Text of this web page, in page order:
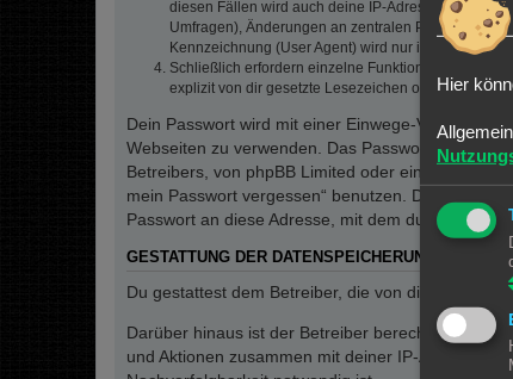
diesen Fällen wird auch deine IP-Adresse
Umfragen), Änderungen an zentralen Profildaten
Kennzeichnung (User Agent) wird nur in der „Wer
Schließlich erfordern einzelne Funktionen des
explizit von dir gesetzte Lesezeichen oder
Dein Passwort wird mit einer Einwege-
Webseiten zu verwenden. Das Passwort ist dein
Betreibers, von phpBB Limited oder ein Dritter
mein Passwort vergessen“ benutzen. Die
Passwort an diese Adresse, mit dem du dann auf
GESTATTUNG DER DATENSPEICHERUNG
Du gestattest dem Betreiber, die von dir
Darüber hinaus ist der Betreiber berechtigt, im
und Aktionen zusammen mit deiner IP-Adresse
Hier